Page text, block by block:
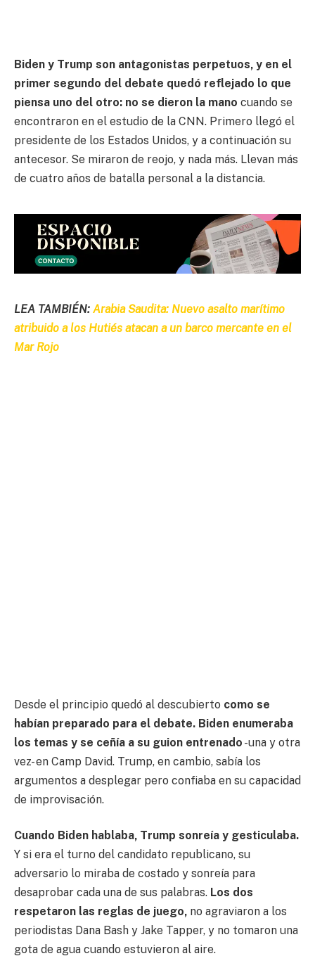
Biden y Trump son antagonistas perpetuos, y en el
primer segundo del debate quedó reflejado lo que
piensa uno del otro: no se dieron la mano cuando se
encontraron en el estudio de la CNN. Primero llegó el
presidente de los Estados Unidos, y a continuación su
antecesor. Se miraron de reojo, y nada más. Llevan más
de cuatro años de batalla personal a la distancia.
LEA TAMBIÉN: Arabia Saudita: Nuevo asalto marítimo
atribuido a los Hutiés atacan a un barco mercante en el
Mar Rojo
Desde el principio quedó al descubierto como se
habían preparado para el debate. Biden enumeraba
los temas y se ceñía a su guion entrenado -una y otra
vez- en Camp David. Trump, en cambio, sabía los
argumentos a desplegar pero confiaba en su capacidad
de improvisación.
Cuando Biden hablaba, Trump sonreía y gesticulaba.
Y si era el turno del candidato republicano, su
adversario lo miraba de costado y sonreía para
desaprobar cada una de sus palabras. Los dos
respetaron las reglas de juego, no agraviaron a los
periodistas Dana Bash y Jake Tapper, y no tomaron una
gota de agua cuando estuvieron al aire.